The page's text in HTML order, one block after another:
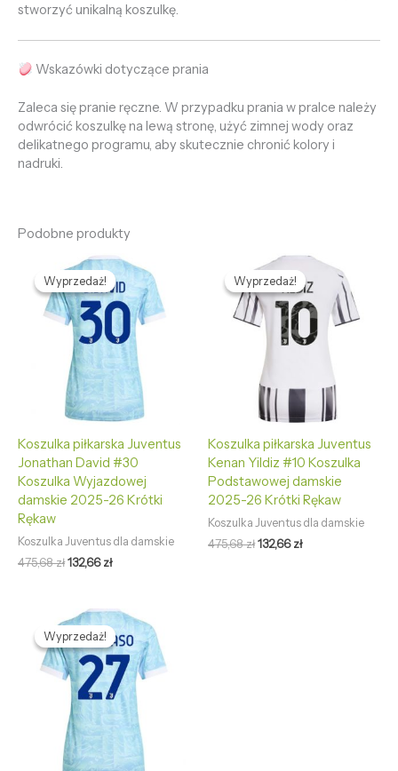
stworzyć unikalną koszulkę.
Wskazówki dotyczące prania
Zaleca się pranie ręczne. W przypadku prania w pralce należy
odwrócić koszulkę na lewą stronę, użyć zimnej wody oraz
delikatnego programu, aby skutecznie chronić kolory i
nadruki.
Podobne produkty
Wyprzedaż!
Wyprzedaż!
Koszulka piłkarska Juventus
Jonathan David #30
Koszulka Wyjazdowej
damskie 2025-26 Krótki
Rękaw
Koszulka Juventus dla damskie
475,68zł
Pierwotna
cena
wynosiła:
475,68 zł.
132,66zł
Aktualna
cena
wynosi:
132,66 zł.
Wyprzedaż!
Wyprzedaż!
Koszulka piłkarska Juventus
Kenan Yildiz #10 Koszulka
Podstawowej damskie
2025-26 Krótki Rękaw
Koszulka Juventus dla damskie
475,68zł
Pierwotna
cena
wynosiła:
475,68 zł.
132,66zł
Aktualna
cena
wynosi:
132,66 zł.
Wyprzedaż!
Wyprzedaż!
Pierwotna
cena
wynosiła:
475,68 zł.
Aktualna
cena
wynosi:
132,66 zł.